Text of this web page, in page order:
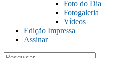
Foto do Dia
Fotogaleria
Vídeos
Edição Impressa
Assinar